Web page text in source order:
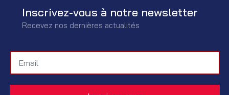
Inscrivez-vous à notre newsletter
Recevez nos dernières actualités